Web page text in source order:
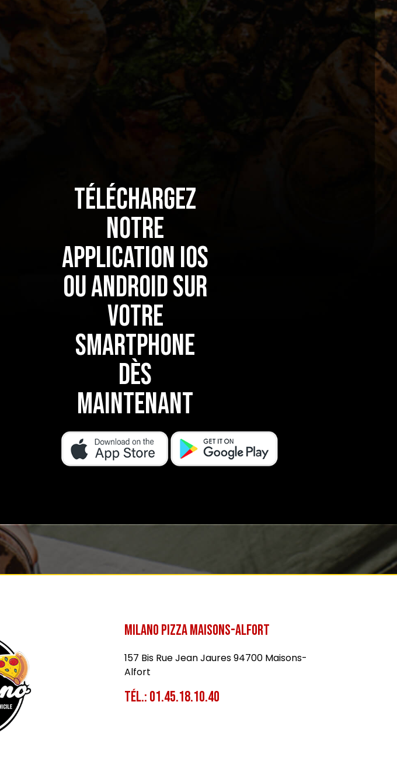
Téléchargez
notre
application ios
OU Android sur
votre
Smartphone
dès
maintenant
Milano Pizza Maisons-Alfort
157 Bis Rue Jean Jaures 94700 Maisons-
Alfort
Tél.:01.45.18.10.40